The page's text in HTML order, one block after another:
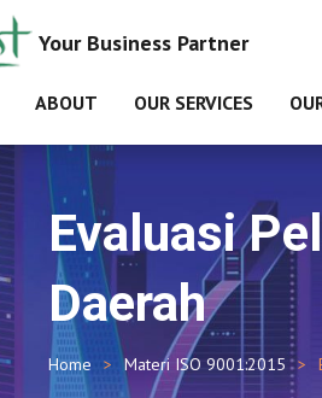
Your Business Partner
ABOUT OUR SERVICES
Evaluasi
Daerah
Home Materi ISO 9001:2015